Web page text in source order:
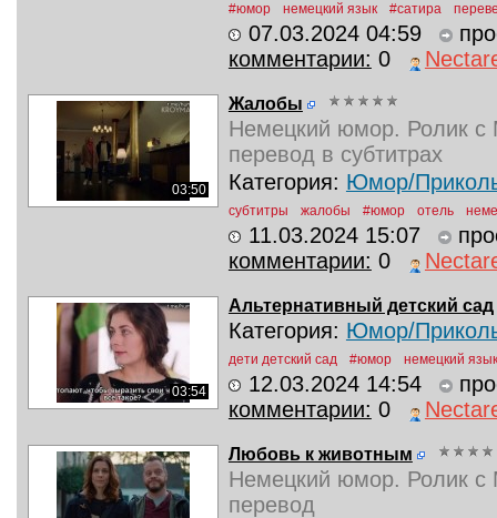
#юмор немецкий язык #сатира
07.03.2024 04:59
комментарии: 0
03:50
Жалобы
Немецкий юмор. Ролик с
перевод в субтитрах
Категория: Юмор/
субтитры жалобы #юмор отель
11.03.2024 15:07
комментарии: 0
03:54
Альтернативный детский сад
Категория: Юмор/
дети детский сад #юмор немецкий язык
12.03.2024 14:54
комментарии: 0
Любовь к животным
Немецкий юмор. Ролик с
перевод